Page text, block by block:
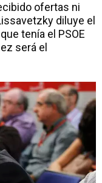
ofertas ni
diluye el
tenía el PSOE
será el